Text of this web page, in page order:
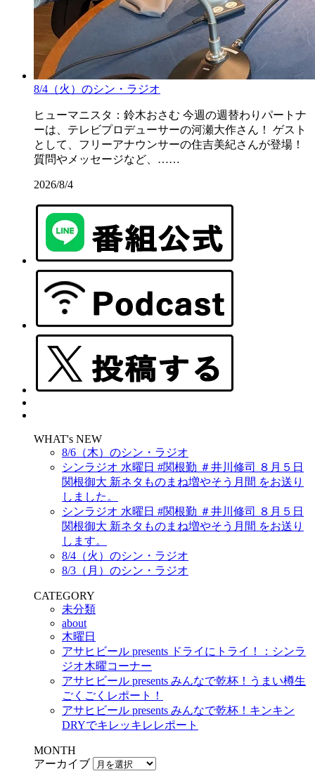
8/4（火）のシン・ラジオ
ヒューマニスタ：鈴木おさむ 今週の週替わりパートナ
ーは、テレビプロデューサーの河瀬大作さん！ ゲスト
として、フリーアナウンサーの住吉美紀さんが登場！
質問やメッセージなど、……
2026/8/4
WHAT's NEW
8/6（木）のシン・ラジオ
シンラジオ 水曜日 #関根勤 ＃井川修司 ８月５日
関根御大 新ネタものまね増やそう月間 をお送り
しました。
シンラジオ 水曜日 #関根勤 ＃井川修司 ８月５日
関根御大 新ネタものまね増やそう月間 をお送り
します。
8/4（火）のシン・ラジオ
8/3（月）のシン・ラジオ
CATEGORY
未分類
about
木曜日
アサヒビール presents ドライにトライ！：シンラ
ジオ木曜コーナー
アサヒビール presents みんなで乾杯！うまい樽生
ごくごくレポート！
アサヒビール presents みんなで乾杯！キンキン
DRYでキレッキレレポート
MONTH
アーカイブ